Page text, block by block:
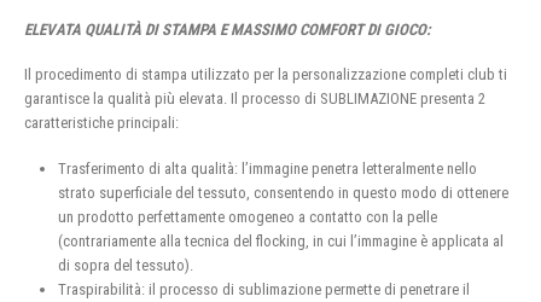
ELEVATA QUALITÀ DI STAMPA E MASSIMO COMFORT DI GIOCO:
Il procedimento di stampa utilizzato per la personalizzazione completi club ti
garantisce la qualità più elevata. Il processo di SUBLIMAZIONE presenta 2
caratteristiche principali:
Trasferimento di alta qualità: l’immagine penetra letteralmente nello
strato superficiale del tessuto, consentendo in questo modo di ottenere
un prodotto perfettamente omogeneo a contatto con la pelle
(contrariamente alla tecnica del flocking, in cui l’immagine è applicata al
di sopra del tessuto).
Traspirabilità: il processo di sublimazione permette di penetrare il